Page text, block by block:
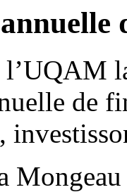
de
Mongeau